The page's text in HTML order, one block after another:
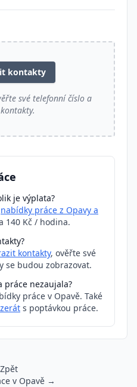
kontakty
své telefonní číslo a
je výplata?
nabídky práce z Opavy a
140 Kč / hodina.
kontakty, ověřte své
se budou zobrazovat.
práce nezaujala?
práce v Opavě. Také
s poptávkou práce.
v Opavě →